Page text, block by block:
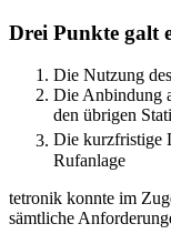
Drei Punkte galt
Die Nutzung
Die Anbindung
den übrigen
Die kurzfristige
Rufanlage
tetronik konnte im
sämtliche